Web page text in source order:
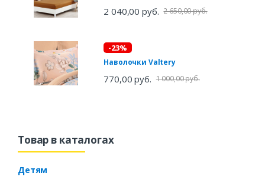
2 040,00 руб. 2 650,00 руб.
-23%
Наволочки Valtery
770,00 руб. 1 000,00 руб.
Товар в каталогах
Детям